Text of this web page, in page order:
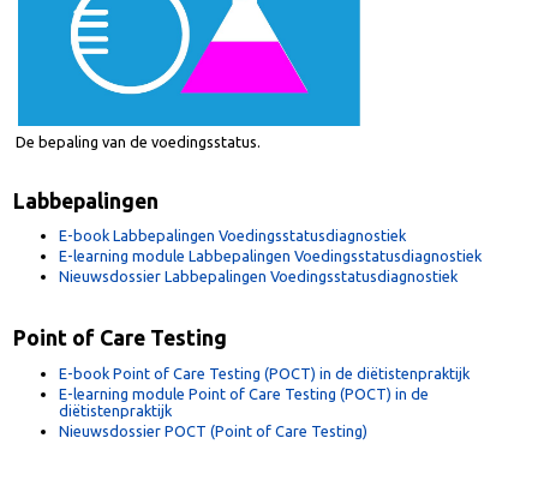
Labbepalingen
E-book Labbepalingen Voedingsstatusdiagnostiek
E-learning module Labbepalingen Voedingsstatusdiagnostiek
Point of Care Testing
E-book Point of Care Testing (POCT) in de diëtistenpraktijk
E-learning module Point of Care Testing (POCT) in de